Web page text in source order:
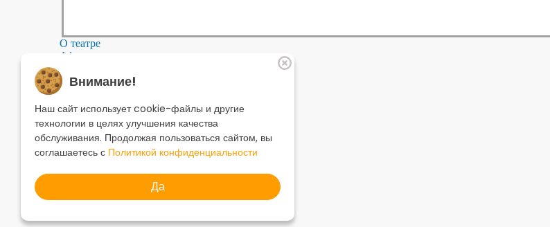
О театре
Афиша
Артисты
Меценатам
Контакты
Касса театра
8 495 250-22-22
Форма поиска
Поиск
© 2025 Музыкальный театр Геликон-опера.
Внимание!
Наш сайт использует cookie-файлы и другие
технологии в целях улучшения качества
обслуживания. Продолжая пользоваться сайтом, вы
соглашаетесь с Политикой конфиденциальности
Да